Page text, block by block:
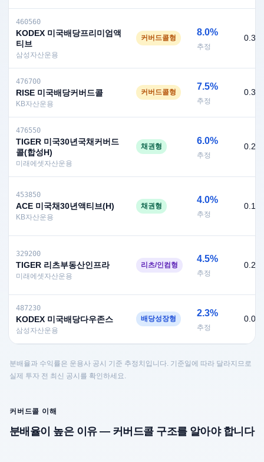
460560
KODEX 미국배당프리미엄액
티브
삼성자산운용
커버드콜형
8.0%
추정
476700
RISE 미국배당커버드콜
KB자산운용
커버드콜형
7.5%
추정
476550
TIGER 미국30년국채커버드
콜(합성H)
미래에셋자산운용
채권형
6.0%
추정
453850
ACE 미국채30년액티브(H)
KB자산운용
채권형
4.0%
추정
329200
TIGER 리츠부동산인프라
미래에셋자산운용
리츠/인컴형
4.5%
추정
487230
KODEX 미국배당다우존스
삼성자산운용
배당성장형
2.3%
추정
분배율과 수익률은 운용사 공시 기준 추정치입니다. 기준일에 따라 달라지므로
실제 투자 전 최신 공시를 확인하세요.
커버드콜 이해
분배율이 높은 이유 — 커버드콜 구조를 알아야 합니다